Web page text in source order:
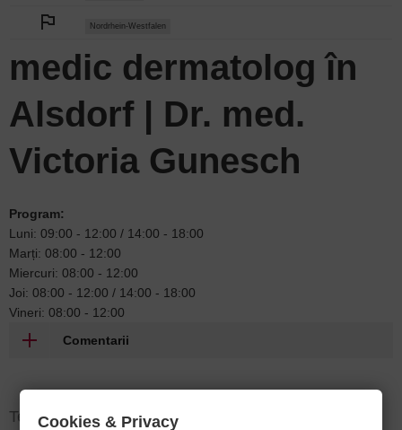
outlined_flag Nordrhein-Westfalen
medic dermatolog în
Alsdorf | Dr. med.
Victoria Gunesch
Program:
Luni: 09:00 - 12:00 / 14:00 - 18:00
Marți: 08:00 - 12:00
Miercuri: 08:00 - 12:00
Joi: 08:00 - 12:00 / 14:00 - 18:00
Vineri: 08:00 - 12:00
Comentarii
Te-ar putea interesa
Cookies & Privacy